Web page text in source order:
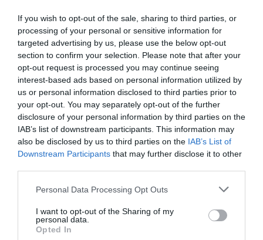
If you wish to opt-out of the sale, sharing to third parties, or
processing of your personal or sensitive information for
targeted advertising by us, please use the below opt-out
section to confirm your selection. Please note that after your
opt-out request is processed you may continue seeing
interest-based ads based on personal information utilized by
us or personal information disclosed to third parties prior to
your opt-out. You may separately opt-out of the further
disclosure of your personal information by third parties on the
IAB’s list of downstream participants. This information may
also be disclosed by us to third parties on the IAB’s List of
Downstream Participants that may further disclose it to other
Please note that this website/app uses one or more Google
not limited to your visit or usage behaviour. You may click to
grant or deny consent to Google and its third-party tags to
use your data for below specified purposes in below Google
Personal Data Processing Opt Outs
I want to opt-out of the Sharing of my
personal data.
Opted In
ΕΛΛΑΔΑ
Καστοριά: Εξαρθρώθηκε σπείρα διακίνησης
παράνομου ψυκτικού υγρού από την Αλβανία
(Εικόνες)
Συνελήφθησαν πέντε άτομα